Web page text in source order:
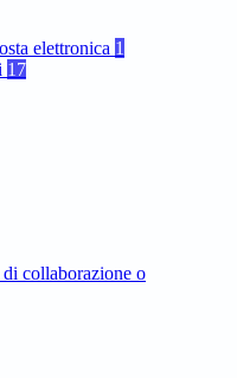
elettronica 1
17
collaborazione o